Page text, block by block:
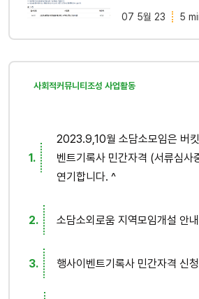
07 5월 23 5
사회적커뮤니티조성 사업활동
2023.9,10월 소담소모임은 버킷
벤트기록사 민간자격 (서류심사
연기합니다. ^
소담소외로움 지역모임개설 안내
행사이벤트기록사 민간자격 신